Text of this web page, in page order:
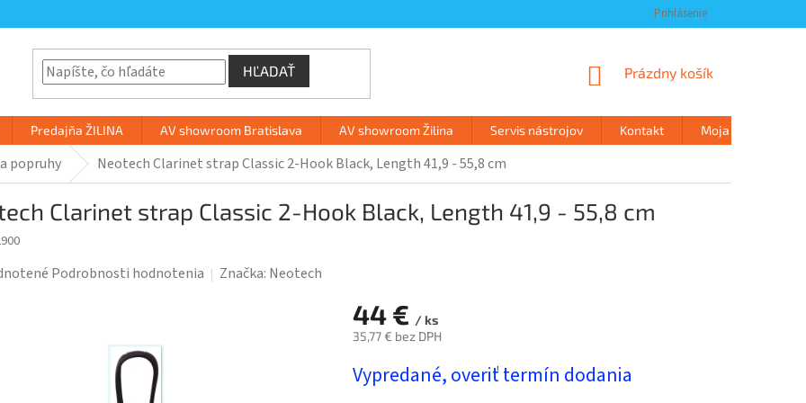
Prihlásenie
HĽADAŤ
NÁKUPNÝ
Prázdny košík
Predajňa ŽILINA AV showroom Bratislava AV showroom Žilina Servis nástrojov Kontakt Moja objednávka
popruhy Neotech Clarinet strap Classic 2-Hook Black, Length 41,9 - 55,8 cm
Clarinet strap Classic 2-Hook Black, Length 41,9 - 55,8 cm
Podrobnosti hodnotenia Značka: Neotech
44 € / ks
35,77 € bez DPH
cena:
Vypredané, overiť termín dodania